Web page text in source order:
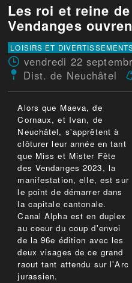
Les roi et reine
Vendanges
LOISIRS ET
vendredi 22
Dist. de Neuchâtel
Alors que Maeva, de
Cornaux, et Ivan, de
Neuchâtel, s'apprêtent à
clôturer leur année en tant
que Miss et Mister Fête
des Vendanges 2023, la
manifestation, elle, est sur
le point de démarrer dans
la capitale cantonale.
Canal Alpha est en duplex
au coeur du coup d'envoi
de la 96e édition avec les
deux visages de ce grand
raout tant attendu sur l'Arc
jurassien.